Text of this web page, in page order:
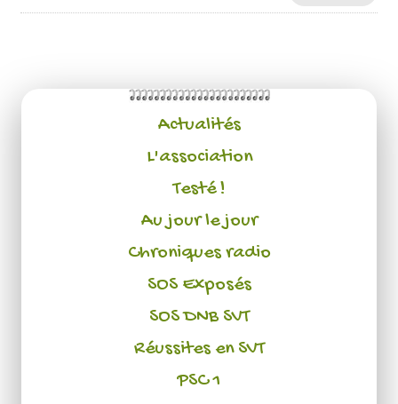
Actualités
L'association
Testé !
Au jour le jour
Chroniques radio
SOS Exposés
SOS DNB SVT
Réussites en SVT
PSC 1